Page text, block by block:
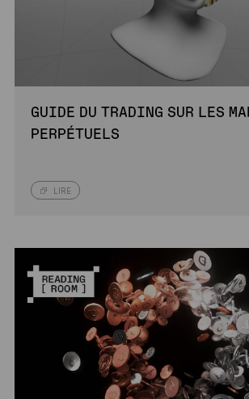
GUIDE DU TRADING SUR LES
PERPÉTUELS
LIRE